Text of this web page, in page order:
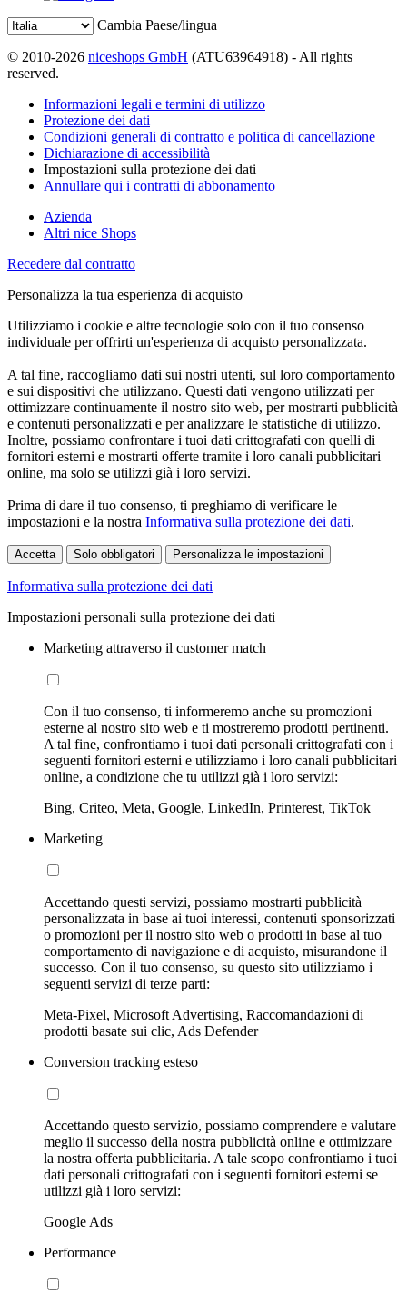
Cambia Paese/lingua
© 2010-2026 niceshops GmbH (ATU63964918) - All rights
reserved.
Informazioni legali e termini di utilizzo
Protezione dei dati
Condizioni generali di contratto e politica di cancellazione
Dichiarazione di accessibilità
Impostazioni sulla protezione dei dati
Annullare qui i contratti di abbonamento
Azienda
Altri nice Shops
Recedere dal contratto
Personalizza la tua esperienza di acquisto
Utilizziamo i cookie e altre tecnologie solo con il tuo consenso
individuale per offrirti un'esperienza di acquisto personalizzata.
A tal fine, raccogliamo dati sui nostri utenti, sul loro comportamento
e sui dispositivi che utilizzano. Questi dati vengono utilizzati per
ottimizzare continuamente il nostro sito web, per mostrarti pubblicità
e contenuti personalizzati e per analizzare le statistiche di utilizzo.
Inoltre, possiamo confrontare i tuoi dati crittografati con quelli di
fornitori esterni e mostrarti offerte tramite i loro canali pubblicitari
online, ma solo se utilizzi già i loro servizi.
Prima di dare il tuo consenso, ti preghiamo di verificare le
impostazioni e la nostra Informativa sulla protezione dei dati.
Accetta Solo obbligatori Personalizza le impostazioni
Informativa sulla protezione dei dati
Impostazioni personali sulla protezione dei dati
Marketing attraverso il customer match
Con il tuo consenso, ti informeremo anche su promozioni
esterne al nostro sito web e ti mostreremo prodotti pertinenti.
A tal fine, confrontiamo i tuoi dati personali crittografati con i
seguenti fornitori esterni e utilizziamo i loro canali pubblicitari
online, a condizione che tu utilizzi già i loro servizi:
Bing, Criteo, Meta, Google, LinkedIn, Printerest, TikTok
Marketing
Accettando questi servizi, possiamo mostrarti pubblicità
personalizzata in base ai tuoi interessi, contenuti sponsorizzati
o promozioni per il nostro sito web o prodotti in base al tuo
comportamento di navigazione e di acquisto, misurandone il
successo. Con il tuo consenso, su questo sito utilizziamo i
seguenti servizi di terze parti:
Meta-Pixel, Microsoft Advertising, Raccomandazioni di
prodotti basate sui clic, Ads Defender
Conversion tracking esteso
Accettando questo servizio, possiamo comprendere e valutare
meglio il successo della nostra pubblicità online e ottimizzare
la nostra offerta pubblicitaria. A tale scopo confrontiamo i tuoi
dati personali crittografati con i seguenti fornitori esterni se
utilizzi già i loro servizi:
Google Ads
Performance